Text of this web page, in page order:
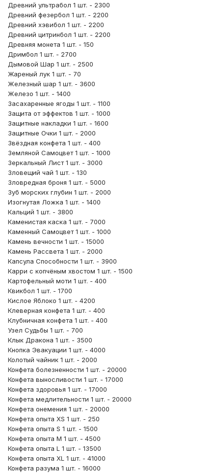
Древний ультрабол 1 шт. - 2300
Древний фезербол 1 шт. - 2200
Древний хэвибол 1 шт. - 2200
Древний цитринбол 1 шт. - 2200
Древняя монета 1 шт. - 150
Дримбол 1 шт. - 2700
Дымовой Шар 1 шт. - 2500
Жареный лук 1 шт. - 70
Железный шар 1 шт. - 3600
Железо 1 шт. - 1400
Засахаренные ягоды 1 шт. - 1100
Защита от эффектов 1 шт. - 1000
Защитные накладки 1 шт. - 1600
Защитные Очки 1 шт. - 2000
Звёздная конфета 1 шт. - 400
Земляной Самоцвет 1 шт. - 1000
Зеркальный Лист 1 шт. - 3000
Зловещий чай 1 шт. - 130
Зловредная броня 1 шт. - 5000
Зуб морских глубин 1 шт. - 2000
Изогнутая Ложка 1 шт. - 1400
Кальций 1 шт. - 3800
Каменистая каска 1 шт. - 7000
Каменный Самоцвет 1 шт. - 1000
Камень вечности 1 шт. - 15000
Камень Рассвета 1 шт. - 2000
Капсула Способности 1 шт. - 3900
Карри с копчёным хвостом 1 шт. - 1500
Картофельный моти 1 шт. - 400
Квикбол 1 шт. - 1700
Кислое Яблоко 1 шт. - 4200
Клеверная конфета 1 шт. - 400
Клубничная конфета 1 шт. - 400
Узел Судьбы 1 шт. - 700
Клык Дракона 1 шт. - 3500
Кнопка Эвакуации 1 шт. - 4000
Колотый чайник 1 шт. - 2000
Конфета болезненности 1 шт. - 20000
Конфета выносливости 1 шт. - 17000
Конфета здоровья 1 шт. - 17000
Конфета медлительности 1 шт. - 20000
Конфета онемения 1 шт. - 20000
Конфета опыта XS 1 шт. - 250
Конфета опыта S 1 шт. - 1500
Конфета опыта M 1 шт. - 4500
Конфета опыта L 1 шт. - 13500
Конфета опыта XL 1 шт. - 41000
Конфета разума 1 шт. - 16000